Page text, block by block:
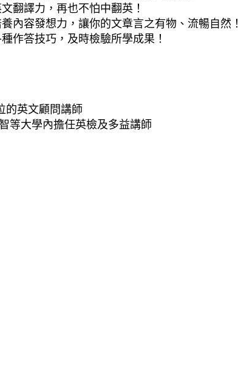
翻譯力，再也不怕中翻英！
內容發想力，讓你的文章言之有物、流暢自然！
作答技巧，及時檢驗所學成果！
的英文顧問講師
等大學內擔任英檢及多益講師